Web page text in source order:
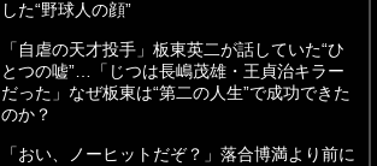
した“野球人の顔”
「自虐の天才投手」板東英二が話していた“ひ
とつの嘘”…「じつは長嶋茂雄・王貞治キラー
だった」なぜ板東は“第二の人生”で成功できた
のか？
「おい、ノーヒットだぞ？」落合博満より前に